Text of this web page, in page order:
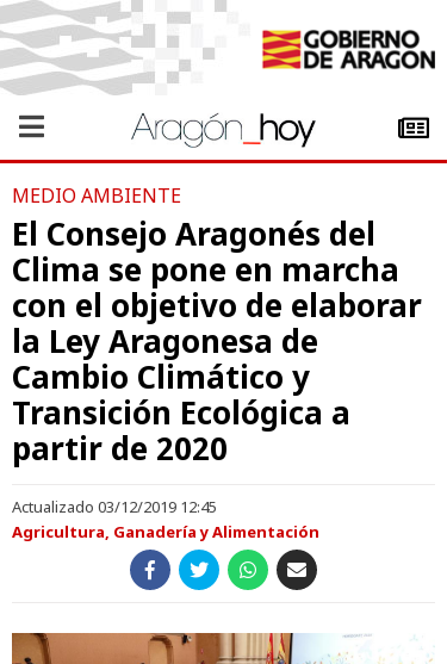
MEDIO AMBIENTE
El Consejo Aragonés del
Clima se pone en marcha
con el objetivo de elaborar
la Ley Aragonesa de
Cambio Climático y
Transición Ecológica a
partir de 2020
Actualizado 03/12/2019 12:45
Agricultura, Ganadería y Alimentación